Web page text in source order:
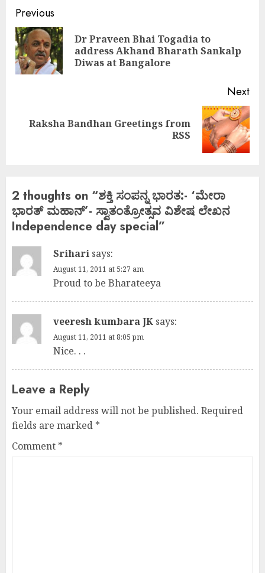
Continue
Reading
Previous
Dr Praveen Bhai Togadia to
address Akhand Bharath Sankalp
Diwas at Bangalore
Next
Next
Raksha Bandhan Greetings from
RSS
2 thoughts on “ಶಕ್ತಿ ಸಂಪನ್ನ ಭಾರತ:- ‘ಮೇರಾ
ಭಾರತ್ ಮಹಾನ್’- ಸ್ವಾತಂತ್ರೋತ್ಸವ ವಿಶೇಷ ಲೇಖನ
Independence day special”
Srihari says:
August 11, 2011 at 5:27 am
Proud to be Bharateeya
veeresh kumbara JK says:
August 11, 2011 at 8:05 pm
Nice. . .
Leave a Reply
Your email address will not be published. Required
fields are marked *
Comment *